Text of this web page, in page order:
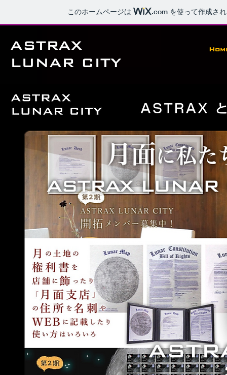
このホームページは .com を使って作成さ
​ASTRAX
LUNAR CITY